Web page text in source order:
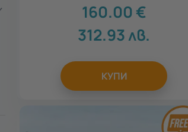
160.00€
312.93лв.
КУПИ